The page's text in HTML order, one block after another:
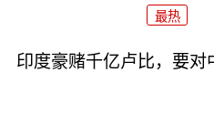
最热
印度豪赌千亿卢比，要对